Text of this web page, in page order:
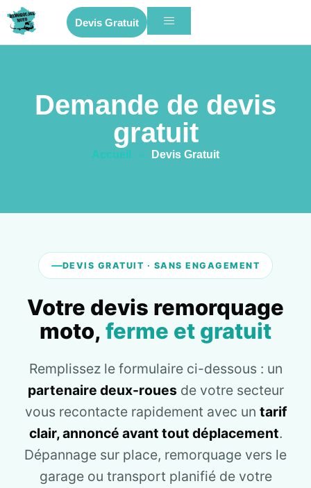
Devis Gratuit
Demande de devis
gratuit
Accueil » Devis Gratuit
DEVIS GRATUIT · SANS ENGAGEMENT
Votre devis remorquage
moto, ferme et gratuit
Remplissez le formulaire ci-dessous : un
partenaire deux-rouesde votre secteur
vous recontacte rapidement avec un tarif
clair, annoncé avant tout déplacement.
Dépannage sur place, remorquage vers le
garage ou transport planifié de votre